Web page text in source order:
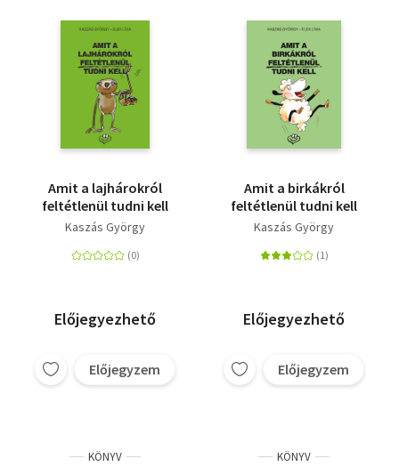
Amit a lajhárokról
feltétlenül tudni kell
Kaszás György
Előjegyezhető
Előjegyzem
Amit a birkákról
feltétlenül tudni kell
Kaszás György
Előjegyezhető
Előjegyzem
KÖNYV KÖNYV